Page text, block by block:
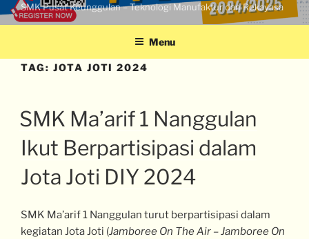
SMK Pusat Keunggulan – Teknologi Manufaktur dan Rekayasa
Menu
TAG: JOTA JOTI 2024
SMK Ma’arif 1 Nanggulan
Ikut Berpartisipasi dalam
Jota Joti DIY 2024
SMK Ma’arif 1 Nanggulan turut berpartisipasi dalam
kegiatan Jota Joti (Jamboree On The Air – Jamboree On